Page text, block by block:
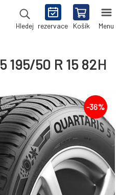
Hledej rezervace Košík Menu
195/50 R 15 82H
-36%